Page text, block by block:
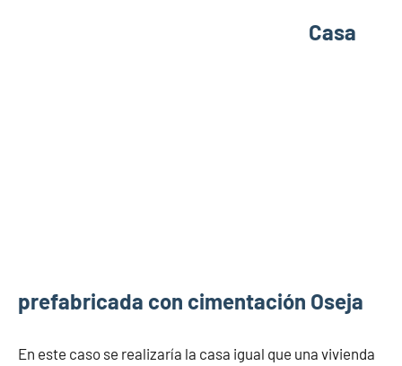
Casa
prefabricada con cimentación Oseja
En este caso se realizaría la casa igual que una vivienda